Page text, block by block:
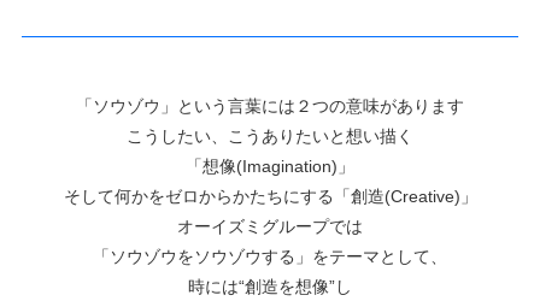
「ソウゾウ」という言葉には２つの意味があります
こうしたい、こうありたいと想い描く
「想像(Imagination)」
そして何かをゼロからかたちにする「創造(Creative)」
オーイズミグループでは
「ソウゾウをソウゾウする」をテーマとして、
時には“創造を想像”し